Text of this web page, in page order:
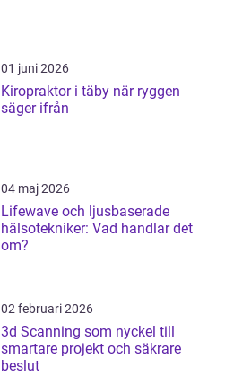
01 juni 2026
Kiropraktor i täby när ryggen
säger ifrån
04 maj 2026
Lifewave och ljusbaserade
hälsotekniker: Vad handlar det
om?
02 februari 2026
3d Scanning som nyckel till
smartare projekt och säkrare
beslut